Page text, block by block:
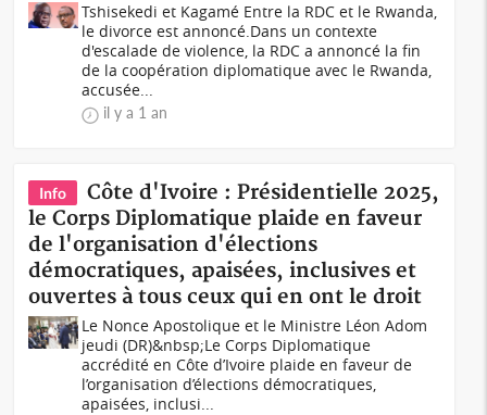
Tshisekedi et Kagamé Entre la RDC et le Rwanda,
le divorce est annoncé.Dans un contexte
d'escalade de violence, la RDC a annoncé la fin
de la coopération diplomatique avec le Rwanda,
accusée...
il y a 1 an
Info
Côte d'Ivoire : Présidentielle 2025,
le Corps Diplomatique plaide en faveur
de l'organisation d'élections
démocratiques, apaisées, inclusives et
ouvertes à tous ceux qui en ont le droit
Le Nonce Apostolique et le Ministre Léon Adom
jeudi (DR)&nbsp;Le Corps Diplomatique
accrédité en Côte d’Ivoire plaide en faveur de
l’organisation d’élections démocratiques,
apaisées, inclusi...